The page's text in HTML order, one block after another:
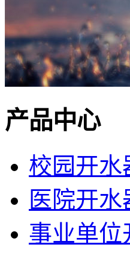
产品中心
校园开水
医院开水
事业单位